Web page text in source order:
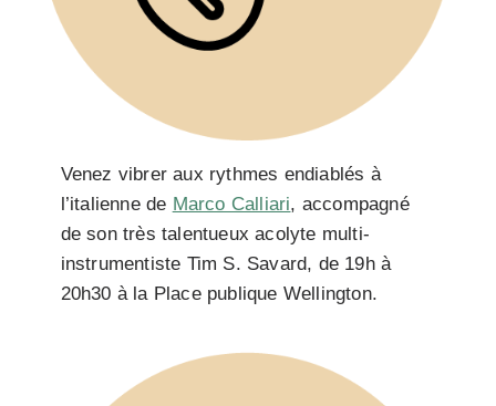
Venez vibrer aux rythmes endiablés à
l’italienne de Marco Calliari, accompagné
de son très talentueux acolyte multi-
instrumentiste Tim S. Savard, de 19h à
20h30 à la Place publique Wellington.